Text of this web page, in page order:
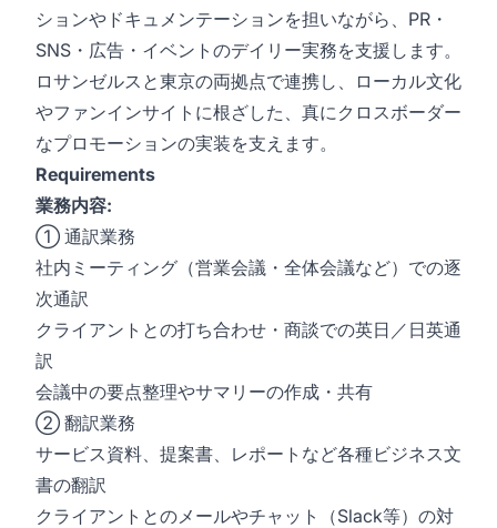
ションやドキュメンテーションを担いながら、PR・
SNS・広告・イベントのデイリー実務を支援します。
ロサンゼルスと東京の両拠点で連携し、ローカル文化
やファンインサイトに根ざした、真にクロスボーダー
なプロモーションの実装を支えます。
Requirements
業務内容:
① 通訳業務
社内ミーティング（営業会議・全体会議など）での逐
次通訳
クライアントとの打ち合わせ・商談での英日／日英通
訳
会議中の要点整理やサマリーの作成・共有
② 翻訳業務
サービス資料、提案書、レポートなど各種ビジネス文
書の翻訳
クライアントとのメールやチャット（Slack等）の対